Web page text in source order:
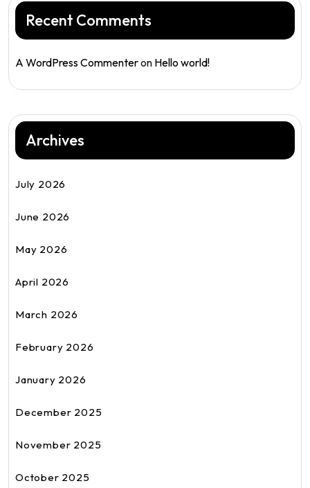
Recent Comments
A WordPress Commenteron Hello world!
Archives
July 2026
June 2026
May 2026
April 2026
March 2026
February 2026
January 2026
December 2025
November 2025
October 2025